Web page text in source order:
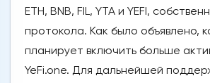
ETH, BNB, FIL, YTA и YEFI,
протокола. Как было объявлено,
планирует включить больше
YeFi.one. Для дальнейшей